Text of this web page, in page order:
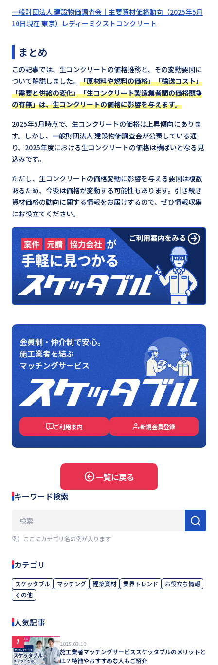
一般財団法人 建設物価調査会｜主要資材価格動向（2025年5月
10日現在 東京）レディーミクストコンクリート
まとめ
この記事では、生コンクリートの価格推移と、その変動要因に
ついて解説しました。 「原材料や燃料の価格」「輸送コスト」
「需要と供給の変化」「生コンクリート製造業者間の価格競争
の有無」は、生コンクリートの価格に影響を与えます。
2025年5月時点で、生コンクリートの価格は上昇傾向にありま
す。しかし、一般財団法人 建設物価調査会が公表している通
り、2025年度における生コンクリートの価格は横ばいとなる見
込みです。
ただし、生コンクリートの価格変動に影響を与える要因は複数
あるため、今後は価格が変動する可能性もあります。引き続き
資材価格の動向に関する情報をお届けするので、ぜひ情報収集
にお役立てください。
会員制・仲介制で安心。
施工業者を結ぶ
マッチングサービス
ご利用案内 新規会員登録
一覧に戻る
キーワード検索
例）ここにカテゴリ名の例が入ります
カテゴリ
スケッタブル マッチング 建築資材 業界トレンド
お役立ち情報
その他
人気記事
1 2025.03.10
施工業者マッチングサービススケッタブルのメリットと
は？特徴やおすすめな人もご紹介